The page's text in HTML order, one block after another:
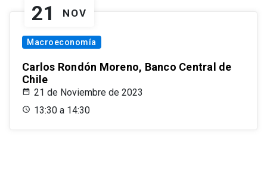
21 NOV
Macroeconomía
Carlos Rondón Moreno, Banco Central de
Chile
21 de Noviembre de 2023
13:30 a 14:30